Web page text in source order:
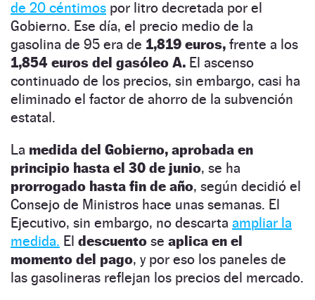
de 20 céntimos por litro decretada por el
Gobierno. Ese día, el precio medio de la
gasolina de 95 era de 1,819 euros, frente a los
1,854 euros del gasóleo A. El ascenso
continuado de los precios, sin embargo, casi ha
eliminado el factor de ahorro de la subvención
estatal.
La medida del Gobierno, aprobada en
principio hasta el 30 de junio, se ha
prorrogado hasta fin de año, según decidió el
Consejo de Ministros hace unas semanas. El
Ejecutivo, sin embargo, no descarta ampliar la
medida. El descuento se aplica en el
momento del pago, y por eso los paneles de
las gasolineras reflejan los precios del mercado.